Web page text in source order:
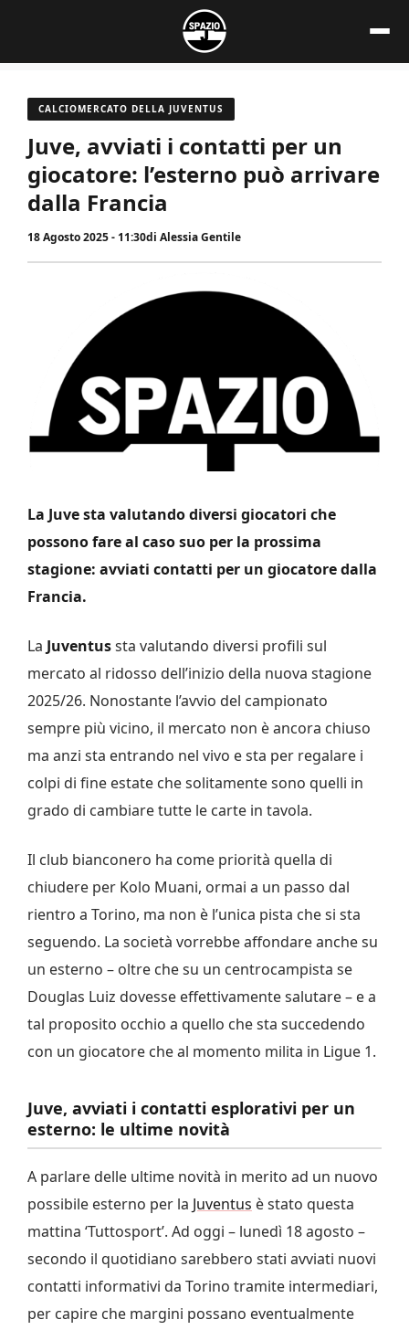
contenuto
CALCIOMERCATO DELLA JUVENTUS
Juve, avviati i contatti per un
giocatore: l’esterno può arrivare
dalla Francia
18 Agosto 2025 - 11:30di Alessia Gentile
La Juve sta valutando diversi giocatori che
possono fare al caso suo per la prossima
stagione: avviati contatti per un giocatore dalla
Francia.
La Juventussta valutando diversi profili sul
mercato al ridosso dell’inizio della nuova stagione
2025/26. Nonostante l’avvio del campionato
sempre più vicino, il mercato non è ancora chiuso
ma anzi sta entrando nel vivo e sta per regalare i
colpi di fine estate che solitamente sono quelli in
grado di cambiare tutte le carte in tavola.
Il club bianconero ha come priorità quella di
chiudere per Kolo Muani, ormai a un passo dal
rientro a Torino, ma non è l’unica pista che si sta
seguendo. La società vorrebbe affondare anche su
un esterno – oltre che su un centrocampista se
Douglas Luiz dovesse effettivamente salutare – e a
tal proposito occhio a quello che sta succedendo
con un giocatore che al momento milita in Ligue 1.
Juve, avviati i contatti esplorativi per un
esterno: le ultime novità
A parlare delle ultime novità in merito ad un nuovo
possibile esterno per la Juventus è stato questa
mattina ‘Tuttosport’. Ad oggi – lunedì 18 agosto –
secondo il quotidiano sarebbero stati avviati nuovi
contatti informativi da Torino tramite intermediari,
per capire che margini possano eventualmente